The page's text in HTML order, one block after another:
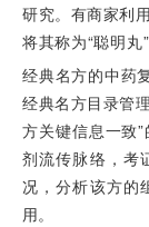
研究。有商家利
将其称为“聪明
经典名方的中药
经典名方目录管
方关键信息一致
剂流传脉络，考
况，分析该方的
用。